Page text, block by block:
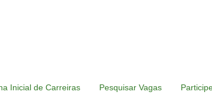
Inicial de Carreiras Pesquisar Vagas